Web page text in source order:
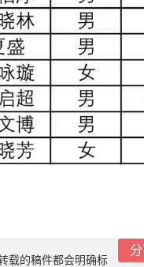
载的稿件都会明确标